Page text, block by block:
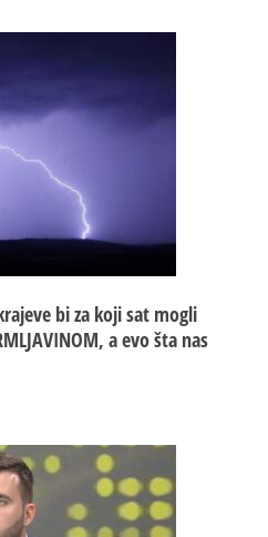
bi za koji sat mogli
a evo šta nas